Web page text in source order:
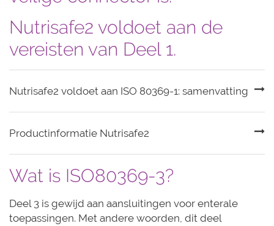
Nutrisafe2 voldoet aan de
vereisten van Deel 1.
Nutrisafe2 voldoet aan ISO 80369-1: samenvatting
Productinformatie Nutrisafe2
Wat is ISO80369-3?
Deel 3 is gewijd aan aansluitingen voor enterale
toepassingen. Met andere woorden, dit deel